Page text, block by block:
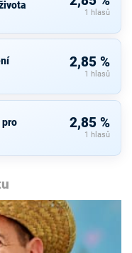
1 hlasů
2,85 %
1 hlasů
pro
2,85 %
1 hlasů